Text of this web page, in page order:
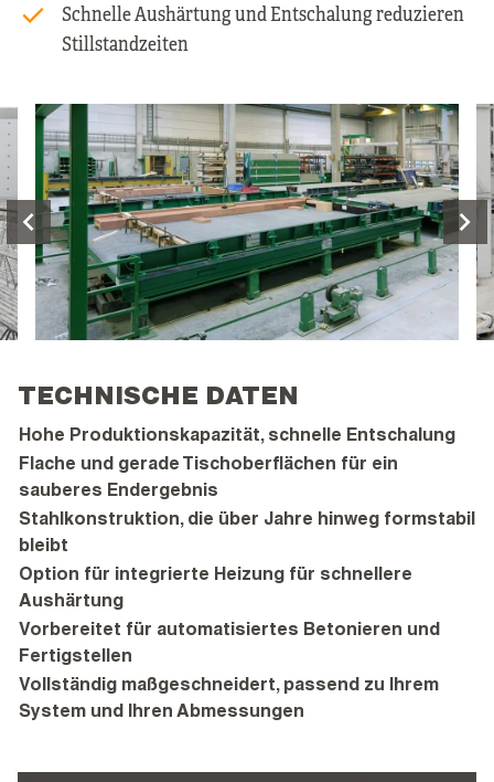
Schnelle Aushärtung und Entschalung reduzieren
Stillstandzeiten
TECHNISCHE DATEN
Hohe Produktionskapazität, schnelle Entschalung
Flache und gerade Tischoberflächen für ein
sauberes Endergebnis
Stahlkonstruktion, die über Jahre hinweg formstabil
bleibt
Option für integrierte Heizung für schnellere
Aushärtung
Vorbereitet für automatisiertes Betonieren und
Fertigstellen
Vollständig maßgeschneidert, passend zu Ihrem
System und Ihren Abmessungen